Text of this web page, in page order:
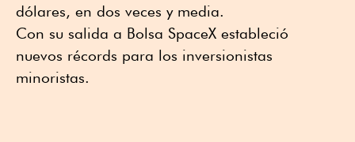
dólares, en dos veces y media.
Con su salida a Bolsa SpaceX estableció
nuevos récords para los inversionistas
minoristas.